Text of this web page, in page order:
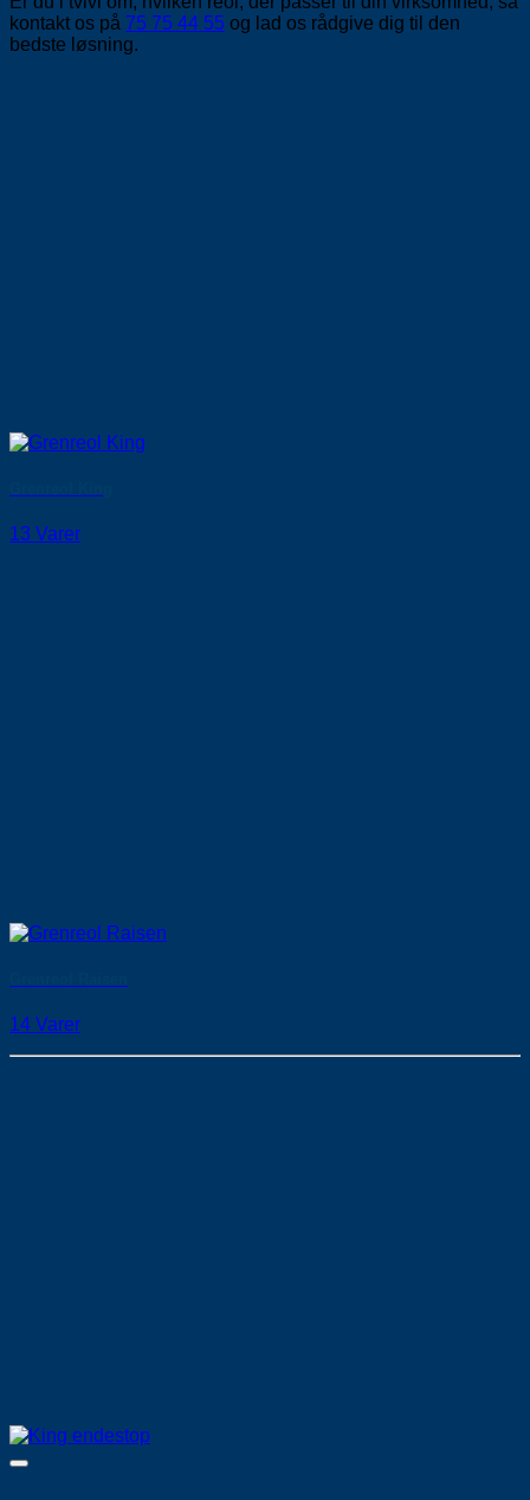
kontakt os på 75 75 44 55 og lad os rådgive dig til den
bedste løsning.
13 Varer
14 Varer